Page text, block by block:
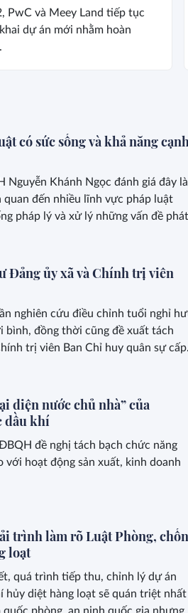
PwC và Meey Land tiếp tục
dự án mới nhằm hoàn
có sức sống và khả năng
Khánh Ngọc đánh giá đây là
quan đến nhiều lĩnh vực pháp luật
pháp lý và xử lý những vấn đề phát
Đảng ủy xã và Chính trị viên
nghiên cứu điều chỉnh tuổi nghỉ
đồng thời cũng đề xuất tách
trị viên Ban Chỉ huy quân sự cấp
diện nước chủ nhà” của
dầu khí
đề nghị tách bạch chức năng
hoạt động sản xuất, kinh doanh
trình làm rõ Luật Phòng,
loạt
quá trình tiếp thu, chỉnh lý dự án
hủy diệt hàng loạt sẽ quán triệt nhất